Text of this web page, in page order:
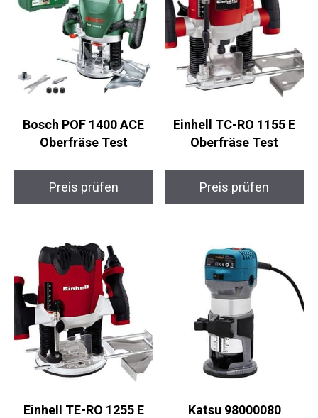
Bosch POF 1400 ACE
Oberfräse Test
Preis prüfen
Einhell TC-RO 1155 E
Oberfräse Test
Preis prüfen
Einhell TE-RO 1255 E
Katsu 98000080